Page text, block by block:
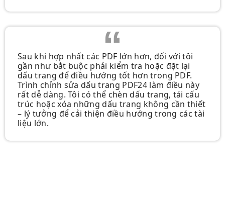
Sau khi hợp nhất các PDF lớn hơn, đối với tôi
gần như bắt buộc phải kiểm tra hoặc đặt lại
dấu trang để điều hướng tốt hơn trong PDF.
Trình chỉnh sửa dấu trang PDF24 làm điều này
rất dễ dàng. Tôi có thể chèn dấu trang, tái cấu
trúc hoặc xóa những dấu trang không cần thiết
– lý tưởng để cải thiện điều hướng trong các tài
liệu lớn.